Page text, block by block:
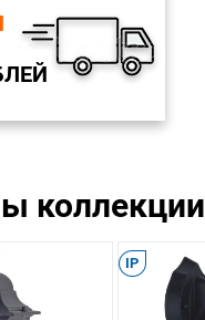
коллекции
IP